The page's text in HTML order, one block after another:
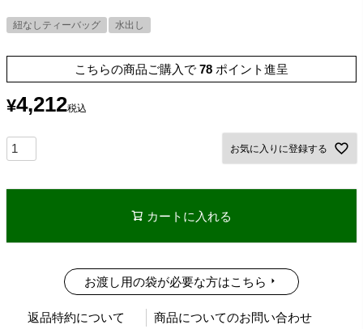
紐なしティーバッグ 水出し
こちらの商品ご購入で 78 ポイント進呈
¥4,212税込
お気に入りに登録する
カートに入れる
お渡し用の袋が必要な方はこちら
返品特約について 商品についてのお問い合わせ